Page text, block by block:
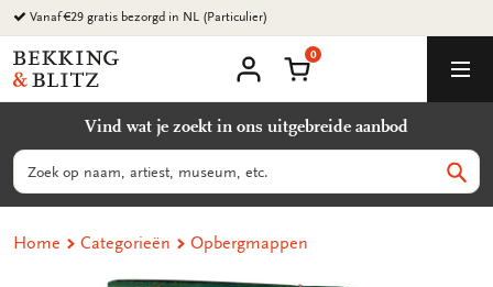
Ga
naar
content
Vanaf €29 gratis bezorgd in NL (Particulier)
Bekking
&
B.V.
account
Winkelmand
0
Vind wat je zoekt in ons uitgebreide aanbod
Zoeken
Home Categorieën Opbergmappen